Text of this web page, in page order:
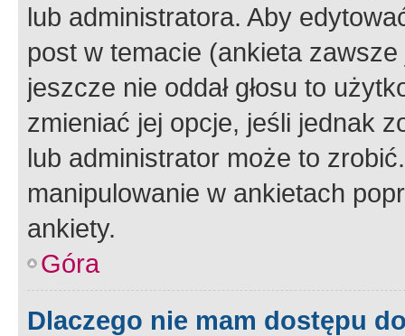
lub administratora. Aby
post w temacie (ankieta
jeszcze nie oddał głosu to
zmieniać jej opcje, jeśli jednak
lub administrator może to
manipulowanie w ankietach
ankiety.
Góra
Dlaczego nie mam dostępu